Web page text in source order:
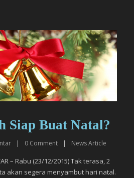
Siap Buat Natal?
| 0 Comment | News Article
– Rabu (23/12/2015) Tak terasa, 2
akan segera menyambut hari natal.